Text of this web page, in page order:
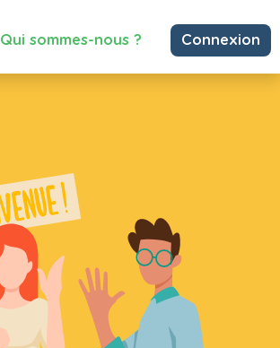
Qui sommes-nous ? Connexion